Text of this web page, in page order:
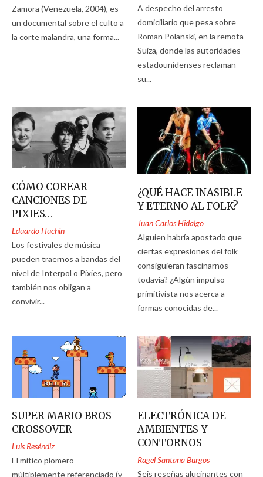
Zamora (Venezuela, 2004), es
un documental sobre el culto a
la corte malandra, una forma...
A despecho del arresto
domiciliario que pesa sobre
Roman Polanski, en la remota
Suiza, donde las autoridades
estadounidenses reclaman
su...
CÓMO COREAR
CANCIONES DE
PIXIES…
Eduardo Huchín
Los festivales de música
pueden traernos a bandas del
nivel de Interpol o Pixies, pero
también nos obligan a
convivir...
¿QUÉ HACE INASIBLE
Y ETERNO AL FOLK?
Juan Carlos Hidalgo
Alguien habría apostado que
ciertas expresiones del folk
consiguieran fascinarnos
todavía? ¿Algún impulso
primitivista nos acerca a
formas conocidas de...
SUPER MARIO BROS
CROSSOVER
Luis Reséndiz
El mítico plomero
múltiplemente referenciado (y
ELECTRÓNICA DE
AMBIENTES Y
CONTORNOS
Ragel Santana Burgos
Seis reseñas alucinantes con